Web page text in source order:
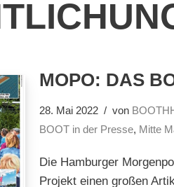
MOPO: DAS
28. Mai 2022 von
BOOT in der Presse, Mitte
Die Hamburger
Projekt einen großen